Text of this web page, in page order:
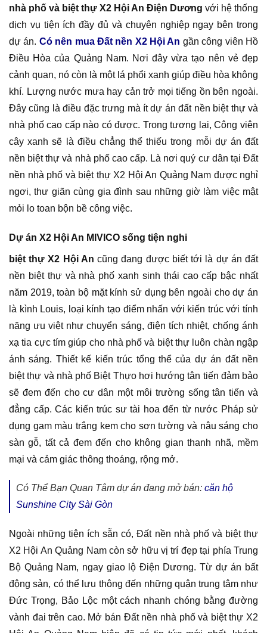
nhà phố và biệt thự X2 Hội An Điện Dương với hệ thống
dịch vụ tiện ích đầy đủ và chuyên nghiệp ngay bên trong
dự án. Có nên mua Đất nền X2 Hội An gần công viên Hồ
Điều Hòa của Quảng Nam. Nơi đây vừa tạo nên vẻ đẹp
cảnh quan, nó còn là một lá phổi xanh giúp điều hòa không
khí. Lượng nước mưa hay cản trở mọi tiếng ồn bên ngoài.
Đây cũng là điều đặc trưng mà ít dự án đất nền biệt thự và
nhà phố cao cấp nào có được. Trong tương lai, Công viên
cây xanh sẽ là điều chẳng thể thiếu trong mỗi dự án đất
nền biệt thự và nhà phố cao cấp. Là nơi quý cư dân tại Đất
nền nhà phố và biệt thự X2 Hội An Quảng Nam được nghỉ
ngơi, thư giãn cùng gia đình sau những giờ làm việc mật
mỏi lo toan bộn bề công việc.
Dự án X2 Hội An MIVICO sống tiện nghi
biệt thự X2 Hội An cũng đang được biết tới là dự án đất
nền biệt thự và nhà phố xanh sinh thái cao cấp bậc nhất
năm 2019, toàn bộ mặt kính sử dụng bên ngoài cho dự án
là kình Louis, loại kính tạo điểm nhấn với kiến trúc với tính
năng ưu việt như chuyển sáng, điện tích nhiệt, chống ánh
xạ tia cực tím giúp cho nhà phố và biệt thự luôn chàn ngập
ánh sáng. Thiết kế kiến trúc tổng thể của dự án đất nền
biệt thự và nhà phố Biệt Thựo hơi hướng tân tiến đảm bảo
sẽ đem đến cho cư dân một môi trường sống tân tiến và
đẳng cấp. Các kiến trúc sư tài hoa đến từ nước Pháp sử
dụng gam màu trắng kem cho sơn tường và nâu sáng cho
sàn gỗ, tất cả đem đến cho không gian thanh nhã, mềm
mại và cảm giác thông thoáng, rộng mở.
Có Thể Bạn Quan Tâm dự án đang mở bán: căn hộ
Sunshine City Sài Gòn
Ngoài những tiện ích sẵn có, Đất nền nhà phố và biệt thự
X2 Hội An Quảng Nam còn sở hữu vị trí đẹp tại phía Trung
Bộ Quảng Nam, ngay giao lộ Điện Dương. Từ dự án bất
động sản, có thể lưu thông đến những quận trung tâm như
Đức Trọng, Bảo Lộc một cách nhanh chóng bằng đường
vành đai trên cao. Mở bán Đất nền nhà phố và biệt thự X2